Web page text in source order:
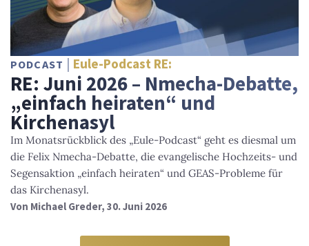
PODCAST Eule-Podcast RE:
RE: Juni 2026 – Nmecha-Debatte,
„einfach heiraten“ und
Kirchenasyl
Im Monatsrückblick des „Eule-Podcast“ geht es diesmal um
die Felix Nmecha-Debatte, die evangelische Hochzeits- und
Segensaktion „einfach heiraten“ und GEAS-Probleme für
das Kirchenasyl.
Von Michael Greder, 30. Juni 2026